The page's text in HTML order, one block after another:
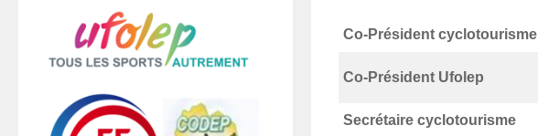
Co-Président cyclotourisme
Co-Président Ufolep
Secrétaire cyclotourisme